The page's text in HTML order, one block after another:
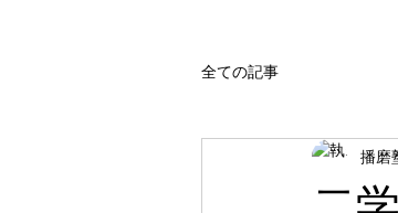
全ての記事
播磨